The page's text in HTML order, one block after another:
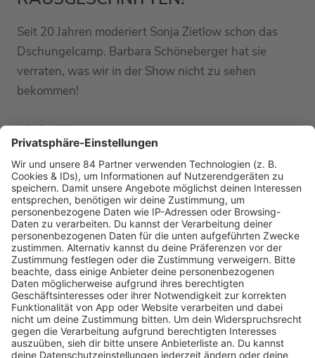
Seit 20 Jahren moderiert Sonja Zietlow schon das
Dschungelcamp. Barbara Schöneberger hat sie
verraten, was wir in der Show nicht zu sehen
bekommen!
MEHR LESEN
PODCAST-GÄSTE: MEHR NEWS
HOME
RADIOS
barba radio
Lagerfeuer
Füße hoch